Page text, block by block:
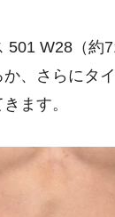
501 W28（約
、さらにタ
ます。